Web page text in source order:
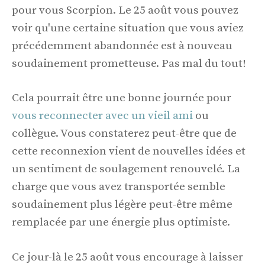
pour vous Scorpion. Le 25 août vous pouvez
voir qu'une certaine situation que vous aviez
précédemment abandonnée est à nouveau
soudainement prometteuse. Pas mal du tout!
Cela pourrait être une bonne journée pour
vous reconnecter avec un vieil ami ou
collègue. Vous constaterez peut-être que de
cette reconnexion vient de nouvelles idées et
un sentiment de soulagement renouvelé. La
charge que vous avez transportée semble
soudainement plus légère peut-être même
remplacée par une énergie plus optimiste.
Ce jour-là le 25 août vous encourage à laisser